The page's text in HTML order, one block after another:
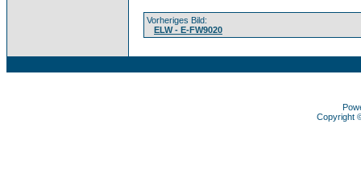
Vorheriges Bild:
ELW - E-FW9020
Copyright